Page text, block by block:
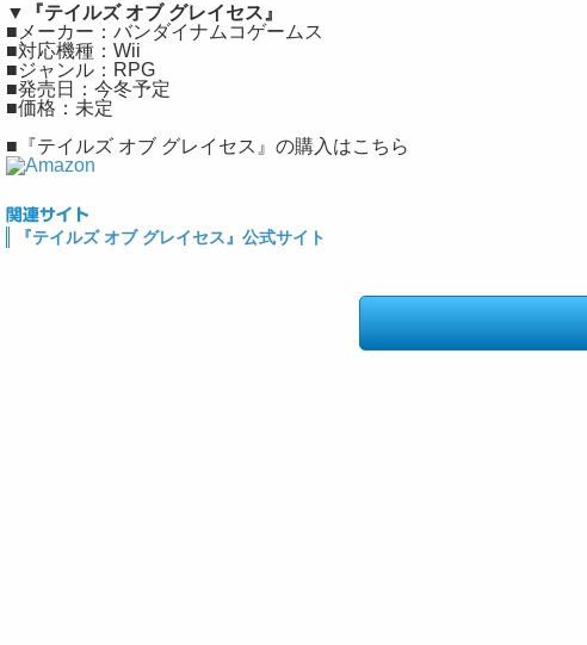
▼『テイルズ オブ グレイセス』
■メーカー：バンダイナムコゲームス
■対応機種：Wii
■ジャンル：RPG
■発売日：今冬予定
■価格：未定
■『テイルズ オブ グレイセス』の購入はこちら
『テイルズ オブ グレイセス』公式サイト